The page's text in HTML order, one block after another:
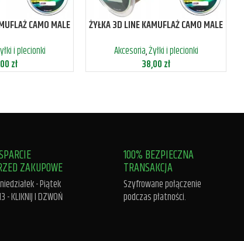
CAMO MALE
i plecionki
zł
ŻYŁKA 3D LINE KAMUFLAŻ CAMO MALE
Akcesoria,Żyłki i plecionki
38,00zł
ZAKUPOWE
- Piątek
-KLIKNIJ I DZWOŃ
100% BEZPIECZNA
TRANSAKCJA
Szyfrowane połączenie
podczas płatności.